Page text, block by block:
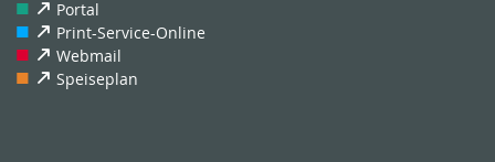
Portal
Print-Service-Online
Webmail
Speiseplan